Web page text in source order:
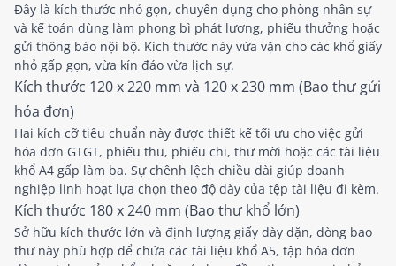
Đây là kích thước nhỏ gọn, chuyên dụng cho phòng nhân sự
và kế toán dùng làm phong bì phát lương, phiếu thưởng hoặc
gửi thông báo nội bộ. Kích thước này vừa vặn cho các khổ giấy
nhỏ gấp gọn, vừa kín đáo vừa lịch sự.
Kích thước 120 x 220 mm và 120 x 230 mm (Bao thư gửi
hóa đơn)
Hai kích cỡ tiêu chuẩn này được thiết kế tối ưu cho việc gửi
hóa đơn GTGT, phiếu thu, phiếu chi, thư mời hoặc các tài liệu
khổ A4 gấp làm ba. Sự chênh lệch chiều dài giúp doanh
nghiệp linh hoạt lựa chọn theo độ dày của tệp tài liệu đi kèm.
Kích thước 180 x 240 mm (Bao thư khổ lớn)
Sở hữu kích thước lớn và định lượng giấy dày dặn, dòng bao
thư này phù hợp để chứa các tài liệu khổ A5, tập hóa đơn